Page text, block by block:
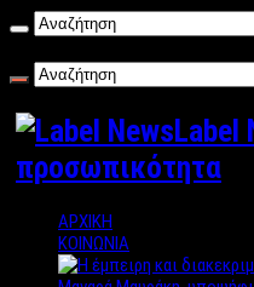
Label
προσωπικότητα
ΑΡΧΙΚΗ
ΚΟΙΝΩΝΙΑ